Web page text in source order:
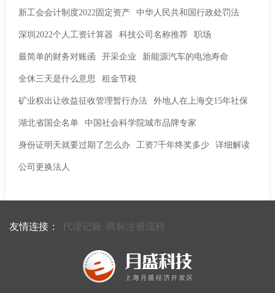
新工会会计制度2022固定资产 中华人民共和国行政处罚法
深圳2022个人工资计算器 科技公司名称推荐 职场
最简单的财务对账函 开采企业 新能源汽车的电池寿命
全休三天是什么意思 租金节税
矿业权出让收益征收管理暂行办法 外地人在上海交15年社保
湖北省国企名单 中国社会科学院城市品牌专家
身份证明天就要过期了怎么办 工资7千年终奖多少 详细解读
公司更换法人
友情连接： 代理记账 商标注册流程